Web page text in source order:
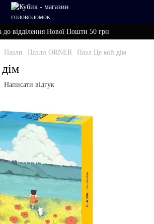
до відділення Нової Пошти 50 грн
Пазли Пазли ORNER Пазл Це мій дім
Написати відгук